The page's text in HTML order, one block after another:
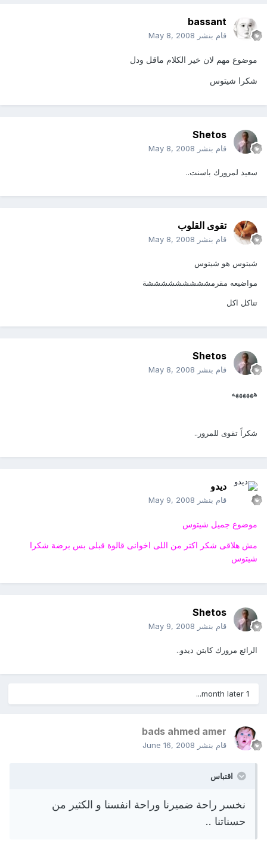
bassant
قام بنشر May 8, 2008
موضوع مهم لان خير الكلام ماقل ودل
شكرا شيتوس
Shetos
قام بنشر May 8, 2008
سعيد لمرورك باسنت..
تقوى القلوب
قام بنشر May 8, 2008
شيتوس هو شيتوس
مواضيعه مقرمشششششششششة
تتاكل اكل
Shetos
قام بنشر May 8, 2008
ههههههه
شكراً تقوى للمرور..
ديدو
قام بنشر May 9, 2008
موضوع جميل شيتوس
مش هلاقى شكر اكتر من اللى اخوانى قالوة قبلى بس برضة شكرا
شيتوس
Shetos
قام بنشر May 9, 2008
الرائع مرورك كابتن ديدو..
bads ahmed amer
قام بنشر June 16, 2008
اقتباس
نخسر راحة ضميرنا وراحة انفسنا و الكثير من
حسناتنا ..